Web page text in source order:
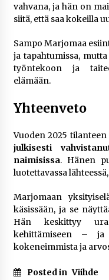
vahvana, ja hän on
siitä, että saa kokeilla
Sampo Marjomaa
ja tapahtumissa,
työntekoon ja
elämään.
Yhteenveto
Vuoden 2025
julkisesti
naimisissa. Hänen
luotettavassa
Marjomaan
käsissään, ja se
Hän keskittyy
kehittämiseen –
kokeneimmista ja
Posted in Viihde